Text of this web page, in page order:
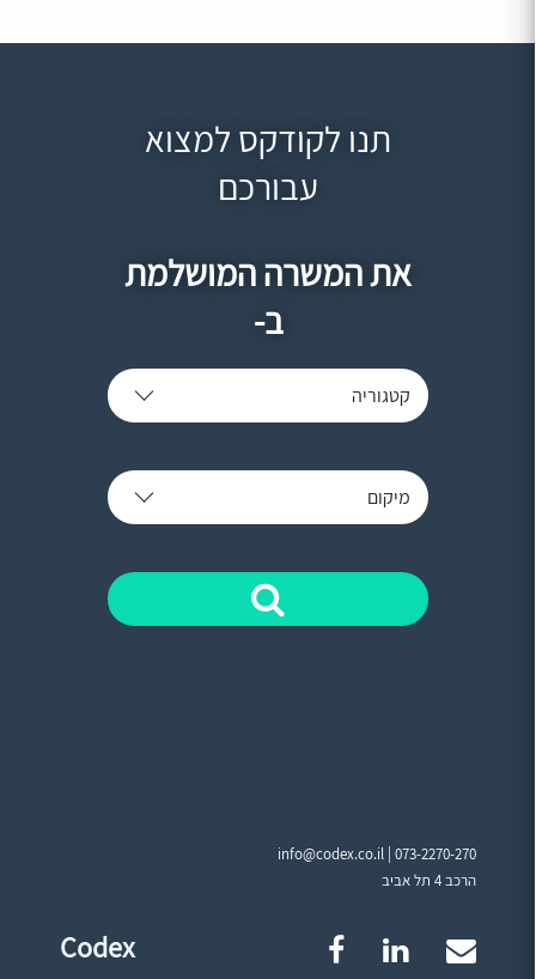
תנו לקודקס למצוא
עבורכם
את המשרה המושלמת
ב-
קטגוריה
מיקום
info@codex.co.il |073-2270-270
הרכב 4 תל אביב
Codex